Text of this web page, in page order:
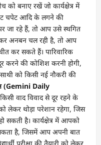
को बनाए रखें जो कार्यक्षेत्र में
चपेट आदि के लगने की
जा रहे हैं, तो आप उसे स्थगित
अनबन चल रही है, तो आप
कर सकते हैं। पारिवारिक
करने की कोशिश करनी होगी,
को किसी नई नौकरी की
(Gemini Daily
वाद विवाद से दूर रहने के
लेकर थोड़ा परेशान रहेगा, जिस
है। कार्यक्षेत्र में आपको
है, जिसमें आप अपनी बात
परीक्षा की तैयारी को लेकर